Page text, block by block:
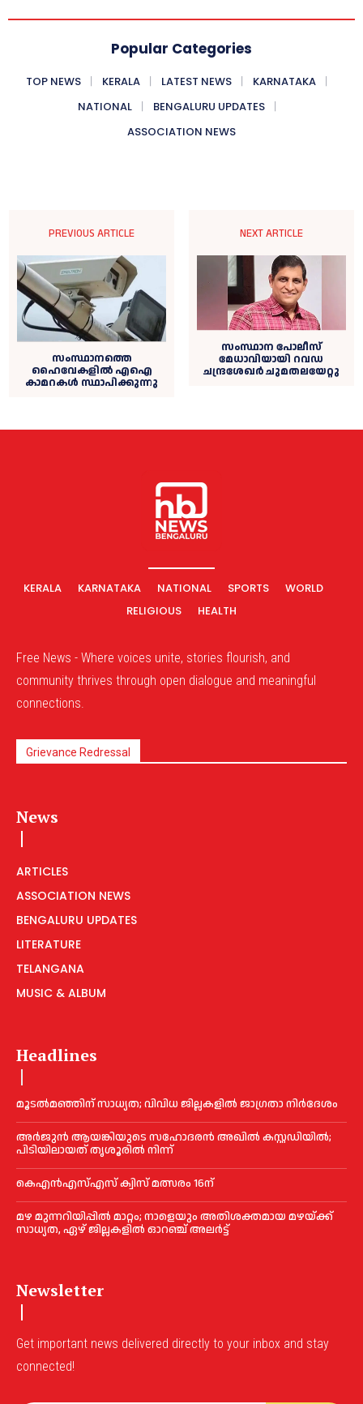
Popular Categories
TOP NEWS KERALA LATEST NEWS
KARNATAKA
NATIONAL
BENGALURU UPDATES
ASSOCIATION NEWS
PREVIOUS ARTICLE
സംസ്ഥാനത്തെ
ഹൈവേകളിൽ എഐ
കാമറകൾ സ്ഥാപിക്കുന്നു
NEXT ARTICLE
സംസ്ഥാന പോലീസ്
മേധാവിയായി റവഡ
ചന്ദ്രശേഖർ ചുമതലയേറ്റു
KERALA KARNATAKA NATIONAL SPORTS
WORLD
RELIGIOUS
HEALTH
Free News - Where voices unite, stories flourish, and
community thrives through open dialogue and meaningful
connections.
Grievance Redressal
News
ARTICLES
ASSOCIATION NEWS
BENGALURU UPDATES
LITERATURE
TELANGANA
MUSIC & ALBUM
Headlines
മൂടൽമഞ്ഞിന് സാധ്യത; വിവിധ ജില്ലകളിൽ ജാഗ്രതാ നിർദേശം
അര്‍ജുന്‍ ആയങ്കിയുടെ സഹോദരന്‍ അഖില്‍ കസ്റ്റഡിയില്‍;
പിടിയിലായത് തൃശൂരില്‍ നിന്ന്
കെഎൻഎസ്എസ് ക്വിസ് മത്സരം 16ന്
മഴ മുന്നറിയിപ്പിൽ മാറ്റം; നാളെയും അതിശക്തമായ മഴയ്ക്ക്
സാധ്യത, ഏഴ് ജില്ലകളിൽ ഓറഞ്ച് അലർട്ട്
Newsletter
Get important news delivered directly to your inbox and stay
connected!